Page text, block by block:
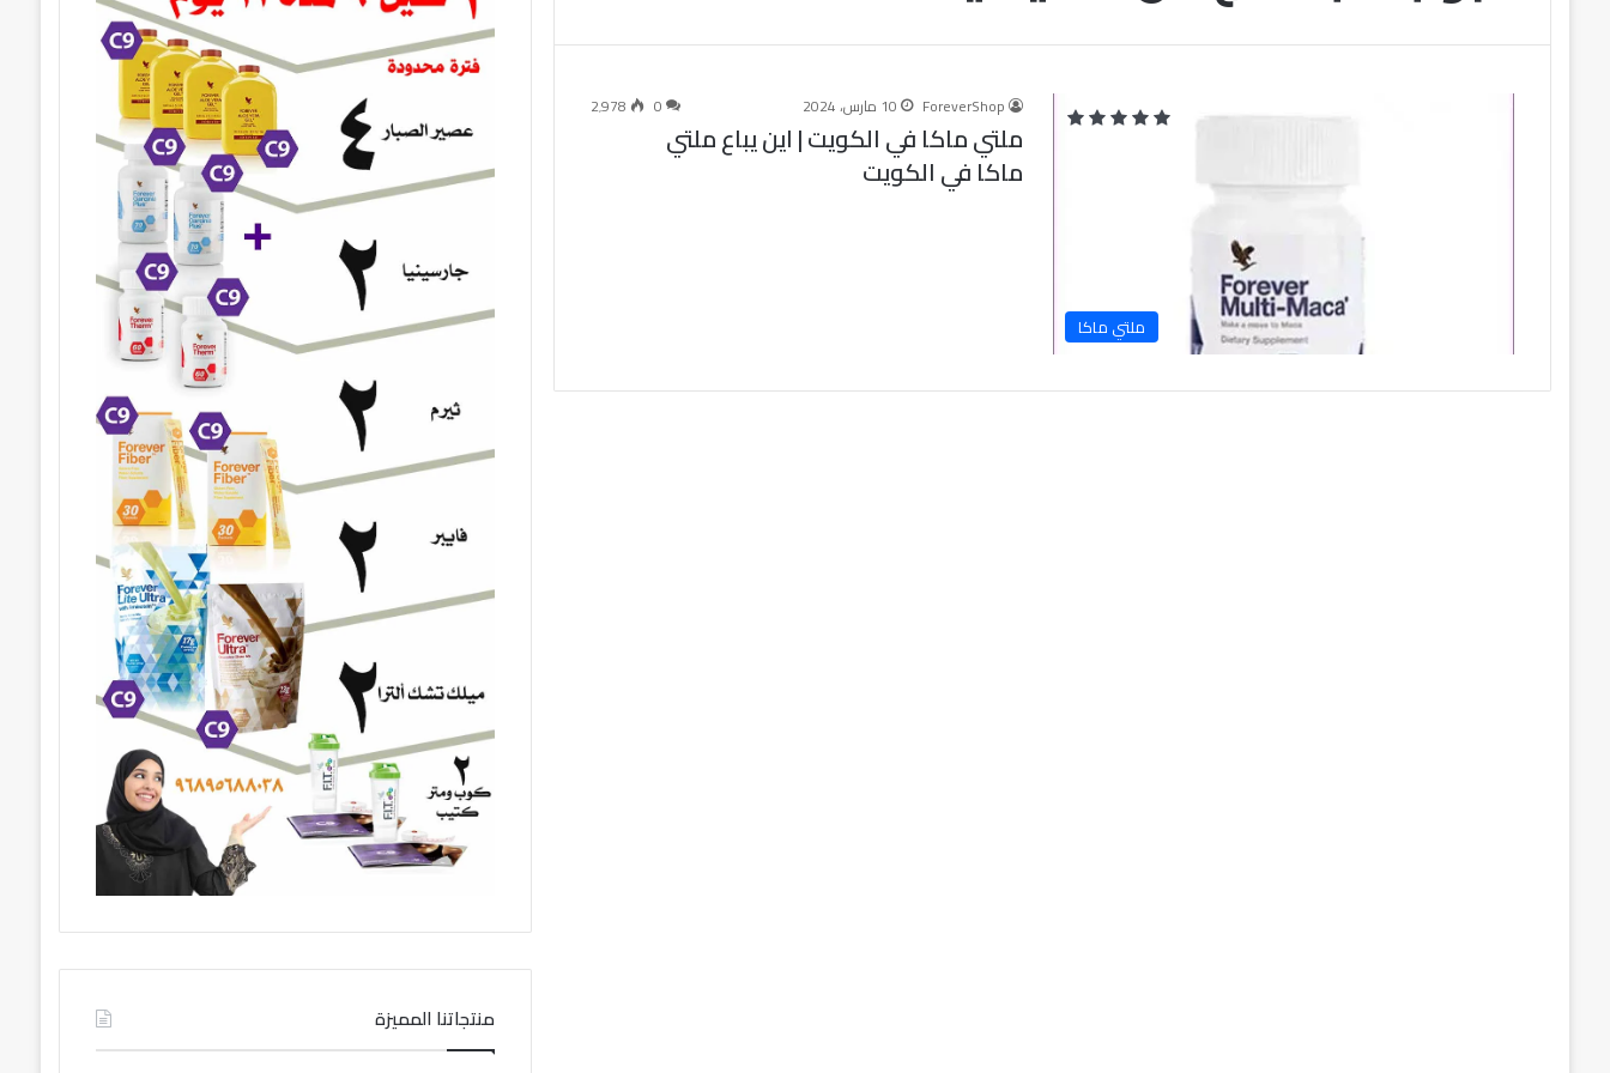
ملتي ماكا
ForeverShop 10 مارس، 2024 0 2٬978
ملتي ماكا في الكويت | اين يباع ملتي
ماكا في الكويت
منتجاتنا المميزة